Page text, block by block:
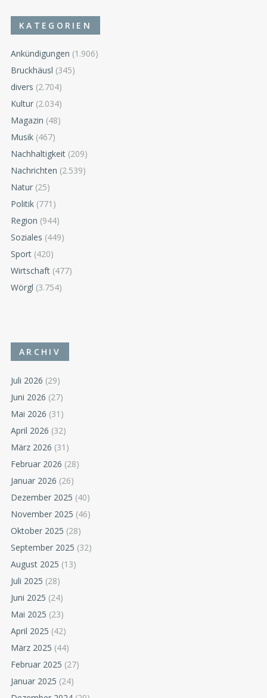
KATEGORIEN
Ankündigungen (1.906)
Bruckhäusl (345)
divers (2.704)
Kultur (2.034)
Magazin (48)
Musik (467)
Nachhaltigkeit (209)
Nachrichten (2.539)
Natur (25)
Politik (771)
Region (944)
Soziales (449)
Sport (420)
Wirtschaft (477)
Wörgl (3.754)
ARCHIV
Juli 2026 (29)
Juni 2026 (27)
Mai 2026 (31)
April 2026 (32)
März 2026 (31)
Februar 2026 (28)
Januar 2026 (26)
Dezember 2025 (40)
November 2025 (46)
Oktober 2025 (28)
September 2025 (32)
August 2025 (13)
Juli 2025 (28)
Juni 2025 (24)
Mai 2025 (23)
April 2025 (42)
März 2025 (44)
Februar 2025 (27)
Januar 2025 (24)